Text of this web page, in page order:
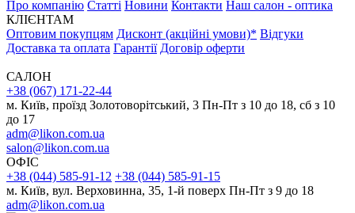
Про компанію Статті Новини Контакти Наш салон - оптика
КЛІЄНТАМ
Оптовим покупцям Дисконт (акційні умови)* Відгуки
Доставка та оплата Гарантії Договір оферти
САЛОН
+38 (067) 171-22-44
м. Київ, проїзд Золотоворітський, 3 Пн-Пт з 10 до 18, сб з 10
до 17
adm@likon.com.ua
salon@likon.com.ua
ОФІС
+38 (044) 585-91-12 +38 (044) 585-91-15
м. Київ, вул. Верховинна, 35, 1-й поверх Пн-Пт з 9 до 18
adm@likon.com.ua